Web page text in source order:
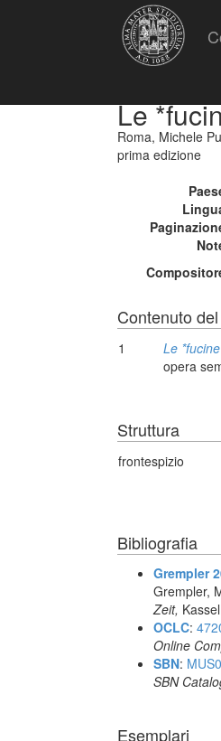
Le
Roma, Michele
prima edizione
Contenuto
1
Le
opera
Struttura
frontespizio
Bibliografia
Grempler
Grempler,
Zeit,
OCLC:
Online
SBN:
SBN
Esemplari